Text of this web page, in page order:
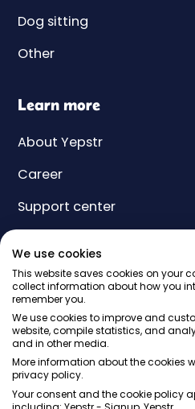
Dog sitting
Other
Learn more
About Yepstr
Career
Support center
Price
Gift card
We use cookies
This website saves cookies on your
collect information about how you
remember you.
We use cookies to improve and
website, compile statistics, and
and in other media.
More information about the cookies
privacy policy.
Your consent and the cookie policy